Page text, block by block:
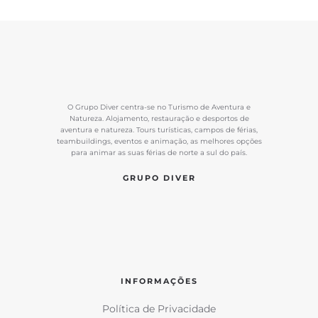
O Grupo Diver centra-se no Turismo de Aventura e
Natureza. Alojamento, restauração e desportos de
aventura e natureza. Tours turísticas, campos de férias,
teambuildings, eventos e animação, as melhores opções
para animar as suas férias de norte a sul do país.
GRUPO DIVER
INFORMAÇÕES
Política de Privacidade